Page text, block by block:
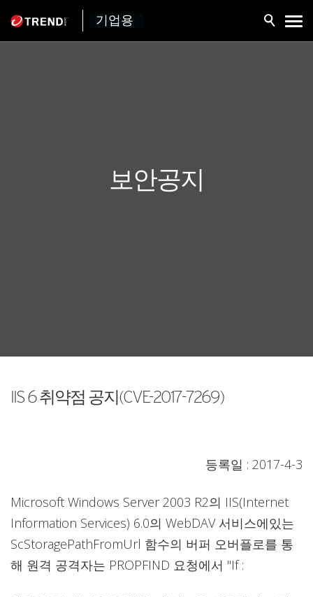
기업용
보안공지
IIS 6 취약점 공지(CVE-2017-7269)
등록일 : 2017-4-3
Microsoft Windows Server 2003 R2의 IIS(Internet
Information Services) 6.0의 WebDAV 서비스에있는
ScStoragePathFromUrl 함수의 버퍼 오버플로를 통
해 원격 공격자는 PROPFIND 요청에서 "If :